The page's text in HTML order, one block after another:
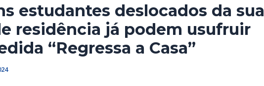
estudantes deslocados da sua
residência já podem usufruir
“Regressa a Casa”